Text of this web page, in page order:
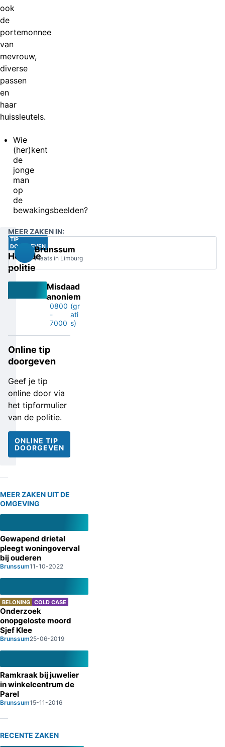
ook
de
portemonnee
van
mevrouw,
diverse
passen
en
haar
huissleutels.
Wie
(her)kent
de
jonge
man
op
de
bewakingsbeelden?
TIP
DOORGEVEN
Help de
politie
Misdaad
anoniem
0800
-
7000
(gr
ati
s)
Online tip
doorgeven
Geef je tip
online door via
het tipformulier
van de politie.
ONLINE TIP
DOORGEVEN
MEER ZAKEN IN:
Brunssum
Plaats in Limburg
MEER ZAKEN UIT DE
OMGEVING
Gewapend drietal
pleegt woningoverval
bij ouderen
Brunssum11-10-2022
BELONING COLD CASE
Onderzoek
onopgeloste moord
Sjef Klee
Brunssum25-06-2019
Ramkraak bij juwelier
in winkelcentrum de
Parel
Brunssum15-11-2016
RECENTE ZAKEN